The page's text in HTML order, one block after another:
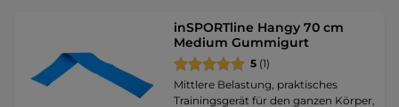
inSPORTline Hangy 70 cm
Medium Gummigurt
5 (1)
Mittlere Belastung, praktisches
Trainingsgerät für den ganzen Körper,